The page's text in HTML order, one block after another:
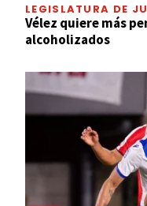
LEGISLATURA DE
Vélez quiere más
alcoholizados